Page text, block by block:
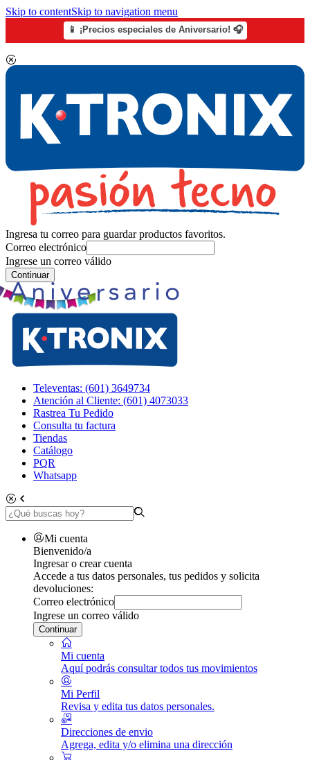
Skip to contentSkip to navigation menu
📱 ¡Precios especiales de Aniversario! 🎧
Ingresa tu correo para guardar productos favoritos.
Correo electrónico
Ingrese un correo válido
Continuar
Televentas: (601) 3649734
Atención al Cliente: (601) 4073033
Rastrea Tu Pedido
Consulta tu factura
Tiendas
Catálogo
PQR
Whatsapp
Mi cuenta
Bienvenido/a
Ingresar o crear cuenta
Accede a tus datos personales, tus pedidos y solicita
devoluciones:
Correo electrónico
Ingrese un correo válido
Continuar
Mi cuenta
Aquí podrás consultar todos tus movimientos
Mi Perfil
Revisa y edita tus datos personales.
Direcciones de envio
Agrega, edita y/o elimina una dirección